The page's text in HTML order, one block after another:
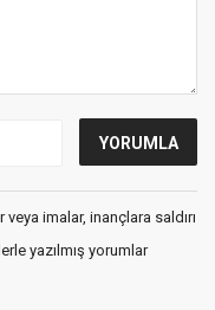
imalar, inançlara saldırı
yazılmış yorumlar